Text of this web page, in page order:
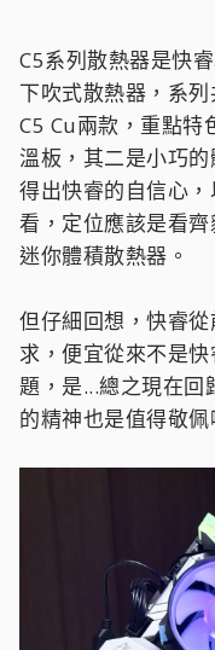
C5系列散熱器是快
下吹式散熱器，系
C5 Cu兩款，重點特
溫板，其二是小巧
得出快睿的自信心
看，定位應該是看
迷你體積散熱器。
但仔細回想，快睿
求，便宜從來不是
題，是...總之現在回
的精神也是值得敬佩